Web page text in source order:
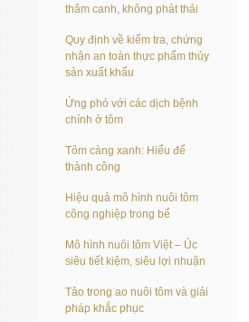
thâm canh, không phát thải
Quy định về kiểm tra, chứng
nhận an toàn thực phẩm thủy
sản xuất khẩu
Ứng phó với các dịch bệnh
chính ở tôm
Tôm càng xanh: Hiểu để
thành công
Hiệu quả mô hình nuôi tôm
công nghiệp trong bể
Mô hình nuôi tôm Việt – Úc
siêu tiết kiệm, siêu lợi nhuận
Tảo trong ao nuôi tôm và giải
pháp khắc phục